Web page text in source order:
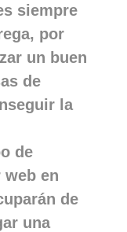
siempre
por
un buen
de
la
de
en
de
una